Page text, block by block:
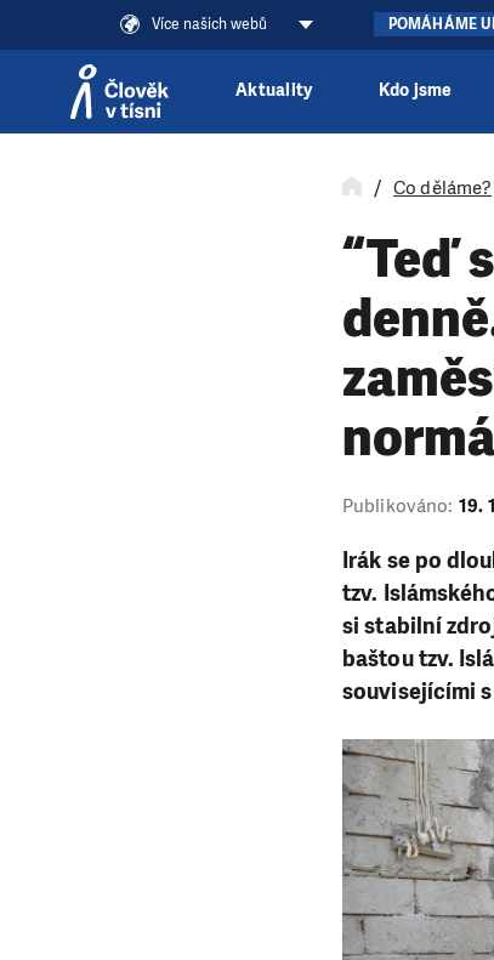
Více našich webů POMÁHÁME
Aktuality Kdo jsme
Co děláme?
“Teď
Publikováno: 19.
Irák se po
tzv.
si stabilní
baštou tzv.
souvisejícími